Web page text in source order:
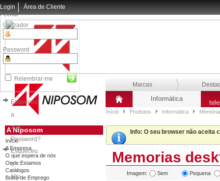
Login
Fechar
Utilizador
Password
Relembrar-me
Esqueceu
a
sua
Password?
Esqueceu
o
seu
Área de Cliente
Marcas
Informática
Início Produtos Informática
A Niposom
Início
A Empresa
O que espera de nós
Onde Estamos
Catálogos
Bolsa de Emprego
Info: O seu browser não aceita
Memorias
Imagem: Sem Pequena